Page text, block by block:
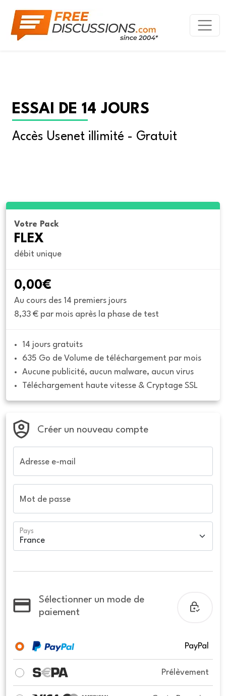
ESSAI DE 14 JOURS
Accès Usenet illimité - Gratuit
Votre Pack
FLEX
débit unique
0,00€
Au cours des 14 premiers jours
8,33 € par mois après la phase de test
14 jours gratuits
635 Go de Volume de téléchargement par mois
Aucune publicité, aucun malware, aucun virus
Téléchargement haute vitesse & Cryptage SSL
Créer un nouveau compte
Adresse e-mail
Mot de passe
Pays
Sélectionner un mode de
paiement
PayPal
Prélèvement